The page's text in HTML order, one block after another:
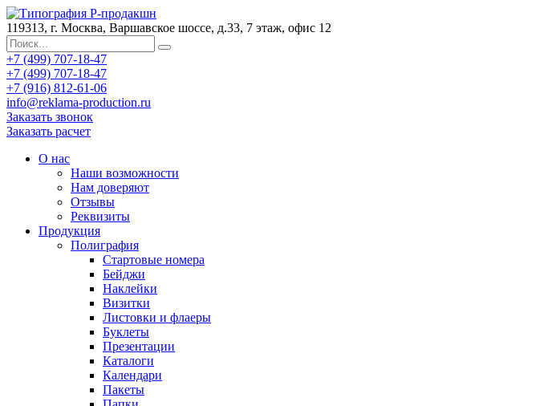
119313, г. Москва, Варшавское шоссе, д.33, 7 этаж, офис 12
+7 (499) 707-18-47
+7 (499) 707-18-47
+7 (916) 812-61-06
info@reklama-production.ru
Заказать звонок
Заказать расчет
О нас
Наши возможности
Нам доверяют
Отзывы
Реквизиты
Продукция
Полиграфия
Стартовые номера
Бейджи
Наклейки
Визитки
Листовки и флаеры
Буклеты
Презентации
Каталоги
Календари
Пакеты